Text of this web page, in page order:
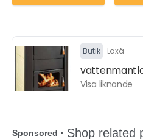
Butik Laxå
Visa liknande